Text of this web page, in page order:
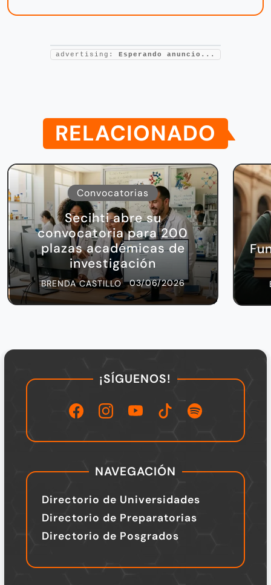
advertising: Esperando anuncio...
RELACIONADO
Convocatorias
Secihti abre su
convocatoria para 200
plazas académicas de
investigación
BRENDA CASTILLO 03/06/2026
¡SÍGUENOS!
NAVEGACIÓN
Directorio de Universidades
Directorio de Preparatorias
Directorio de Posgrados